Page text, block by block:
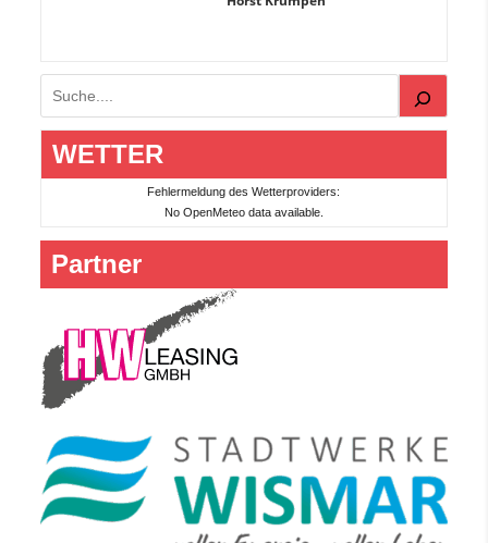
Suchen
WETTER
Fehlermeldung des Wetterproviders:
No OpenMeteo data available.
Partner